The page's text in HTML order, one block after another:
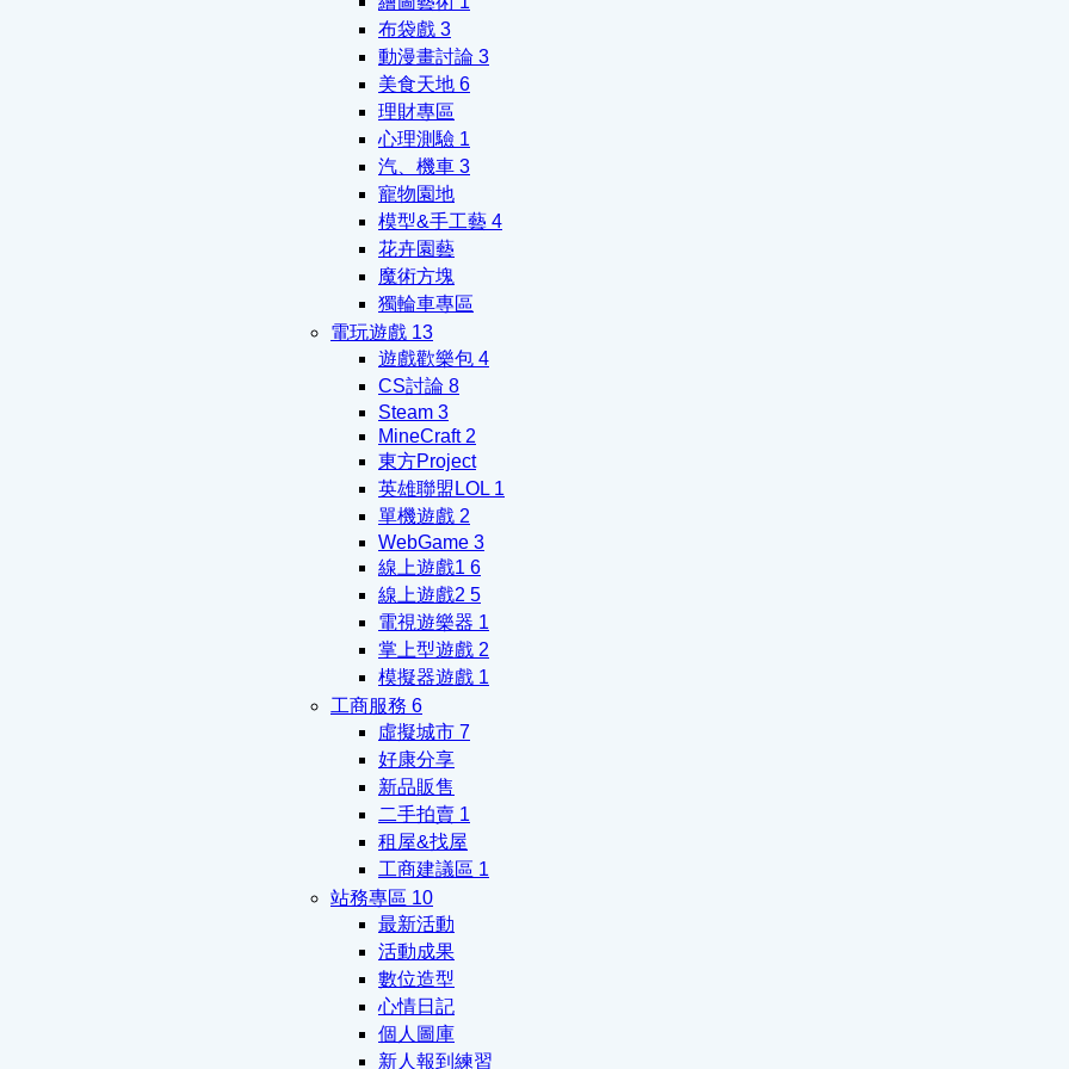
布袋戲 3
動漫畫討論 3
美食天地 6
理財專區
心理測驗 1
汽、機車 3
寵物園地
模型&手工藝 4
花卉園藝
魔術方塊
獨輪車專區
電玩遊戲 13
遊戲歡樂包 4
CS討論 8
Steam 3
MineCraft 2
東方Project
英雄聯盟LOL 1
單機遊戲 2
WebGame 3
線上遊戲1 6
線上遊戲2 5
電視遊樂器 1
掌上型遊戲 2
模擬器遊戲 1
工商服務 6
虛擬城市 7
好康分享
新品販售
二手拍賣 1
租屋&找屋
工商建議區 1
站務專區 10
最新活動
活動成果
數位造型
心情日記
個人圖庫
新人報到練習